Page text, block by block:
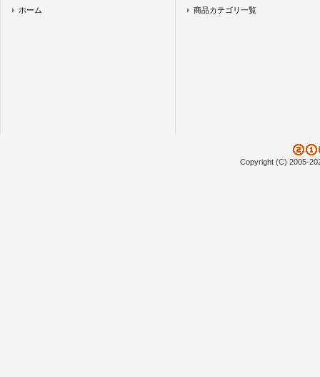
ホーム 商品カテゴリ一覧
Copyright (C) 2005-